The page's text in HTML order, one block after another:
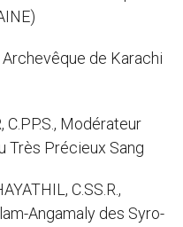
Archevêque de Karachi
C.PP.S., Modérateur
Très Précieux Sang
C.SS.R.,
Angamaly des Syro-